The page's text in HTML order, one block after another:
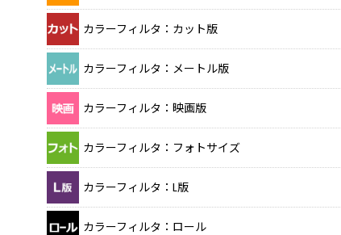
カラーフィルタ：カット版
カラーフィルタ：メートル版
カラーフィルタ：映画版
カラーフィルタ：フォトサイズ
カラーフィルタ：L版
カラーフィルタ：ロール